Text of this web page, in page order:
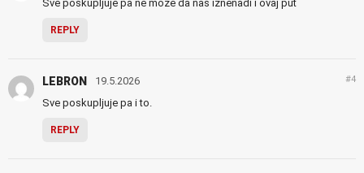
Sve poskupljuje pa ne može da nas iznenadi i ovaj put
REPLY
LEBRON 19.5.2026 #4
Sve poskupljuje pa i to.
REPLY